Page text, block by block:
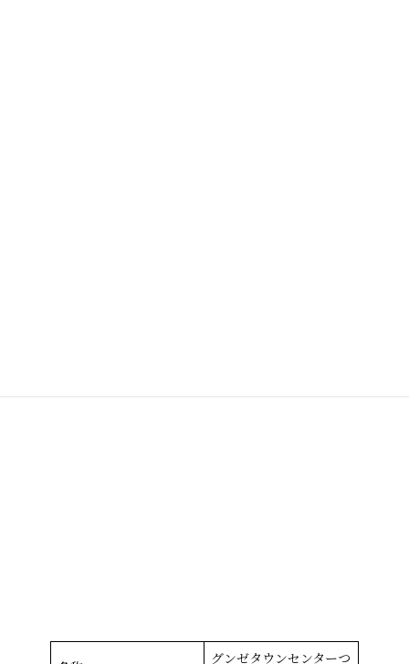
グンゼタウンセンターつ